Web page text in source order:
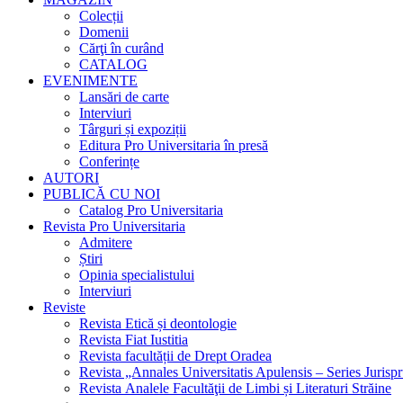
Colecții
Domenii
Cărţi în curând
CATALOG
EVENIMENTE
Lansări de carte
Interviuri
Târguri și expoziții
Editura Pro Universitaria în presă
Conferințe
AUTORI
PUBLICĂ CU NOI
Catalog Pro Universitaria
Revista Pro Universitaria
Admitere
Știri
Opinia specialistului
Interviuri
Reviste
Revista Etică și deontologie
Revista Fiat Iustitia
Revista facultății de Drept Oradea
Revista „Annales Universitatis Apulensis – Series
Revista Analele Facultăţii de Limbi și Literaturi Străine